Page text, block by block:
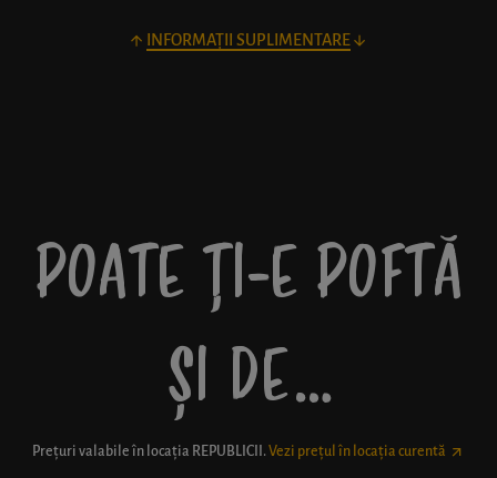
INFORMAȚII SUPLIMENTARE
POATE ȚI-E POFTĂ
ȘI DE…
Prețuri valabile în locația REPUBLICII . Vezi prețul în locația curentă